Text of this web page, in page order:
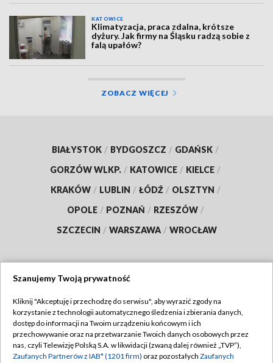
KATOWICE
Klimatyzacja, praca zdalna, krótsze
dyżury. Jak firmy na Śląsku radzą sobie z
falą upałów?
ZOBACZ WIĘCEJ
BIAŁYSTOK / BYDGOSZCZ / GDAŃSK /
GORZÓW WLKP. / KATOWICE / KIELCE /
KRAKÓW / LUBLIN / ŁÓDŹ / OLSZTYN /
OPOLE / POZNAŃ / RZESZÓW /
SZCZECIN / WARSZAWA / WROCŁAW
TVP
Abonament TVP
Emisja w TVP
Regulamin TVP
Polityka prywatności
Szanujemy Twoją prywatność
Kliknij "Akceptuję i przechodzę do serwisu", aby wyrazić zgody na
korzystanie z technologii automatycznego śledzenia i zbierania danych,
dostęp do informacji na Twoim urządzeniu końcowym i ich
przechowywanie oraz na przetwarzanie Twoich danych osobowych przez
nas, czyli Telewizję Polską S.A. w likwidacji (zwaną dalej również „TVP”),
Zaufanych Partnerów z IAB* (1201 firm) oraz pozostałych Zaufanych